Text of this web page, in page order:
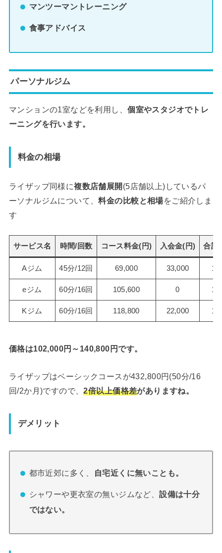
マンツーマントレーニング
食事アドバイス
パーソナルジム
マンションの1室などを利用し、個室やスタジオでトレ
ーニングを行います。
料金の相場
ライザップ同様に複数店舗展開 (5店舗以上)しているパ
ーソナルジムについて、料金の比較と相場をご紹介しま
す
サービス名 時間/回数 コース料金(円) 入会金(円) 合計
Aジム 45分/12回 69,000 33,000
eジム 60分/16回 105,600 0
Kジム 60分/16回 118,800 22,000
価格は102,000円～140,800円です。
ライザップはベーシックコースが432,800円(50分/16
回/2か月)ですので、2倍以上価格差がありますね。
デメリット
都市近郊に多く、 自宅近くに無いことも。
シャワーや更衣室の無いジムなど、設備は十分
ではない。